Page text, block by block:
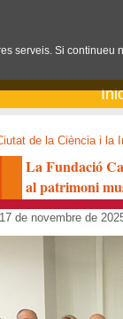
de la Ciència i la
La Fundació
al patrimoni
de novembre de
serveis. Si continueu